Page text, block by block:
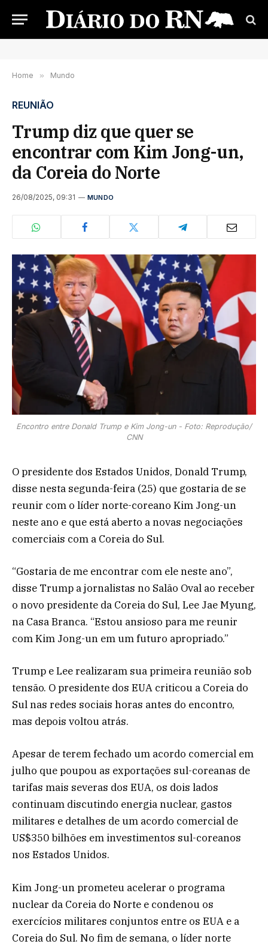
Home » Mundo
REUNIÃO
Trump diz que quer se
encontrar com Kim Jong-un,
da Coreia do Norte
26/08/2025, 09:31 MUNDO
Encontro entre Donald Trump e Kim Jong-un - Foto: Reprodução/
CNN
O presidente dos Estados Unidos, Donald Trump,
disse nesta segunda-feira (25) que gostaria de se
reunir com o líder norte-coreano Kim Jong-un
neste ano e que está aberto a novas negociações
comerciais com a Coreia do Sul.
“Gostaria de me encontrar com ele neste ano”,
disse Trump a jornalistas no Salão Oval ao receber
o novo presidente da Coreia do Sul, Lee Jae Myung,
na Casa Branca. “Estou ansioso para me reunir
com Kim Jong-un em um futuro apropriado.”
Trump e Lee realizaram sua primeira reunião sob
tensão. O presidente dos EUA criticou a Coreia do
Sul nas redes sociais horas antes do encontro,
mas depois voltou atrás.
Apesar de terem fechado um acordo comercial em
julho que poupou as exportações sul-coreanas de
tarifas mais severas dos EUA, os dois lados
continuam discutindo energia nuclear, gastos
militares e detalhes de um acordo comercial de
US$350 bilhões em investimentos sul-coreanos
nos Estados Unidos.
Kim Jong-un prometeu acelerar o programa
nuclear da Coreia do Norte e condenou os
exercícios militares conjuntos entre os EUA e a
Coreia do Sul. No fim de semana, o líder norte